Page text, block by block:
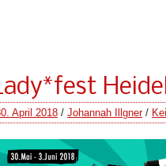
April 2018 / Johannah Illgner/